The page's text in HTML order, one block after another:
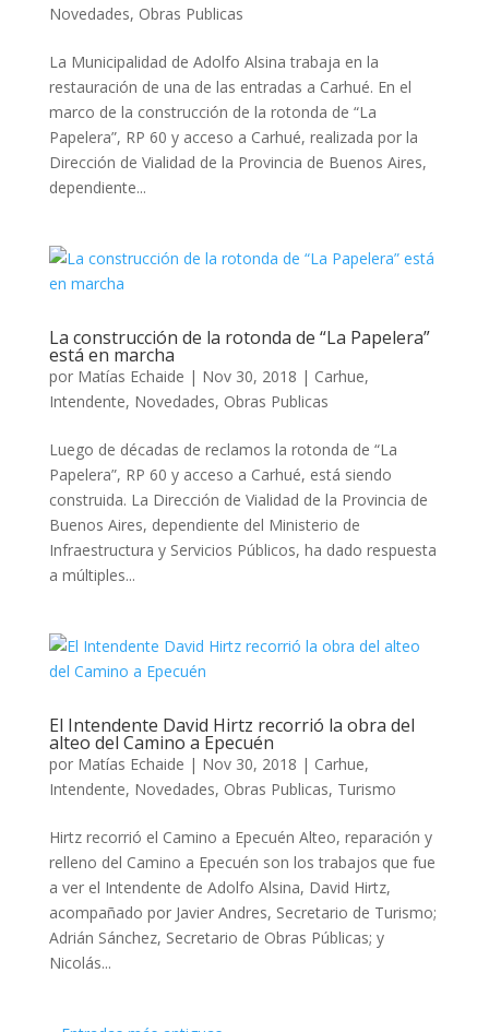
Novedades, Obras Publicas
La Municipalidad de Adolfo Alsina trabaja en la
restauración de una de las entradas a Carhué. En el
marco de la construcción de la rotonda de “La
Papelera”, RP 60 y acceso a Carhué, realizada por la
Dirección de Vialidad de la Provincia de Buenos Aires,
dependiente...
La construcción de la rotonda de “La Papelera”
está en marcha
por Matías Echaide | Nov 30, 2018 | Carhue,
Intendente, Novedades, Obras Publicas
Luego de décadas de reclamos la rotonda de “La
Papelera”, RP 60 y acceso a Carhué, está siendo
construida. La Dirección de Vialidad de la Provincia de
Buenos Aires, dependiente del Ministerio de
Infraestructura y Servicios Públicos, ha dado respuesta
a múltiples...
El Intendente David Hirtz recorrió la obra del
alteo del Camino a Epecuén
por Matías Echaide | Nov 30, 2018 | Carhue,
Intendente, Novedades, Obras Publicas, Turismo
Hirtz recorrió el Camino a Epecuén Alteo, reparación y
relleno del Camino a Epecuén son los trabajos que fue
a ver el Intendente de Adolfo Alsina, David Hirtz,
acompañado por Javier Andres, Secretario de Turismo;
Adrián Sánchez, Secretario de Obras Públicas; y
Nicolás...